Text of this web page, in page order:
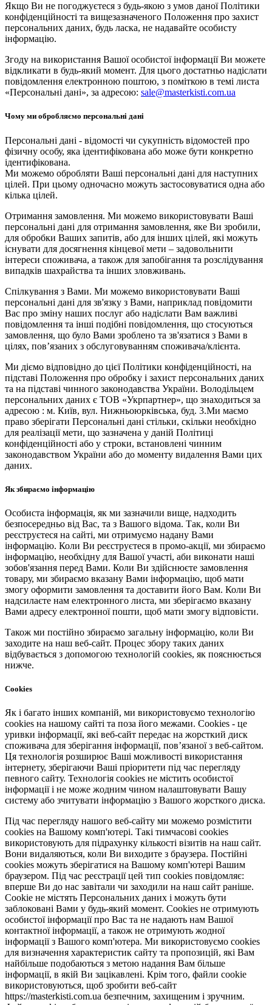
Якщо Ви не погоджуєтеся з будь-якою з умов даної Політики
конфіденційності та вищезазначеного Положення про захист
персональних даних, будь ласка, не надавайте особисту
інформацію.
Згоду на використання Вашої особистої інформації Ви можете
відкликати в будь-який момент. Для цього достатньо надіслати
повідомлення електронною поштою, з поміткою в темі листа
«Персональні дані», за адресою: sale@masterkisti.com.ua
Чому ми обробляємо персональні дані
Персональні дані - відомості чи сукупність відомостей про
фізичну особу, яка ідентифікована або може бути конкретно
ідентифікована.
Ми можемо обробляти Ваші персональні дані для наступних
цілей. При цьому одночасно можуть застосовуватися одна або
кілька цілей.
Отримання замовлення. Ми можемо використовувати Ваші
персональні дані для отримання замовлення, яке Ви зробили,
для обробки Ваших запитів, або для інших цілей, які можуть
існувати для досягнення кінцевої мети – задовольнити
інтереси споживача, а також для запобігання та розслідування
випадків шахрайства та інших зловживань.
Спілкування з Вами. Ми можемо використовувати Ваші
персональні дані для зв'язку з Вами, наприклад повідомити
Вас про зміну наших послуг або надіслати Вам важливі
повідомлення та інші подібні повідомлення, що стосуються
замовлення, що було Вами зроблено та зв'язатися з Вами в
цілях, пов’язаних з обслуговуванням споживача/клієнта.
Ми діємо відповідно до цієї Політики конфіденційності, на
підставі Положення про обробку і захист персональних даних
та на підставі чинного законодавства України. Володільцем
персональних даних є ТОВ «Укрпартнер», що знаходиться за
адресою : м. Київ, вул. Нижньоюркiвська, буд. 3.Ми маємо
право зберігати Персональні дані стільки, скільки необхідно
для реалізації мети, що зазначена у даній Політиці
конфіденційності або у строки, встановлені чинним
законодавством України або до моменту видалення Вами цих
даних.
Як збираємо інформацію
Особиста інформація, як ми зазначили вище, надходить
безпосередньо від Вас, та з Вашого відома. Так, коли Ви
реєструєтеся на сайті, ми отримуємо надану Вами
інформацію. Коли Ви реєструєтеся в промо-акції, ми збираємо
інформацію, необхідну для Вашої участі, аби виконати наші
зобов'язання перед Вами. Коли Ви здійснюєте замовлення
товару, ми збираємо вказану Вами інформацію, щоб мати
змогу оформити замовлення та доставити його Вам. Коли Ви
надсилаєте нам електронного листа, ми зберігаємо вказану
Вами адресу електронної пошти, щоб мати змогу відповісти.
Також ми постійно збираємо загальну інформацію, коли Ви
заходите на наш веб-сайт. Процес збору таких даних
відбувається з допомогою технологій cookies, як пояснюється
нижче.
Cookies
Як і багато інших компаній, ми використовуємо технологію
cookies на нашому сайті та поза його межами. Cookies - це
уривки інформації, які веб-сайт передає на жорсткий диск
споживача для зберігання інформації, пов’язаної з веб-сайтом.
Ця технологія розширює Ваші можливості використання
інтернету, зберігаючи Ваші пріоритети під час перегляду
певного сайту. Технологія cookies не містить особистої
інформації і не може жодним чином налаштовувати Вашу
систему або зчитувати інформацію з Вашого жорсткого диска.
Під час перегляду нашого веб-сайту ми можемо розмістити
cookies на Вашому комп'ютері. Такі тимчасові cookies
використовують для підрахунку кількості візитів на наш сайт.
Вони видаляються, коли Ви виходите з браузера. Постійні
cookies можуть зберігатися на Вашому комп'ютері Вашим
браузером. Під час реєстрації цей тип cookies повідомляє:
вперше Ви до нас завітали чи заходили на наш сайт раніше.
Cookie не містять Персональних даних і можуть бути
заблоковані Вами у будь-який момент. Сookies не отримують
особистої інформації про Вас та не надають нам Вашої
контактної інформації, а також не отримують жодної
інформації з Вашого комп'ютера. Ми використовуємо cookies
для визначення характеристик сайту та пропозицій, які Вам
найбільше подобаються з метою надання Вам більше
інформації, в якій Ви зацікавлені. Крім того, файли cookie
використовуються, щоб зробити веб-сайт
https://masterkisti.com.ua безпечним, захищеним і зручним.